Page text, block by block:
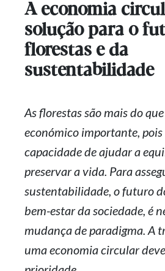
A economia
solução para o
florestas e da
sustentabilidade
As florestas são mais do
económico importante, pois
capacidade de ajudar a
preservar a vida. Para
sustentabilidade, o futuro
bem-estarda sociedade, é
mudança de paradigma. A
uma economia circular